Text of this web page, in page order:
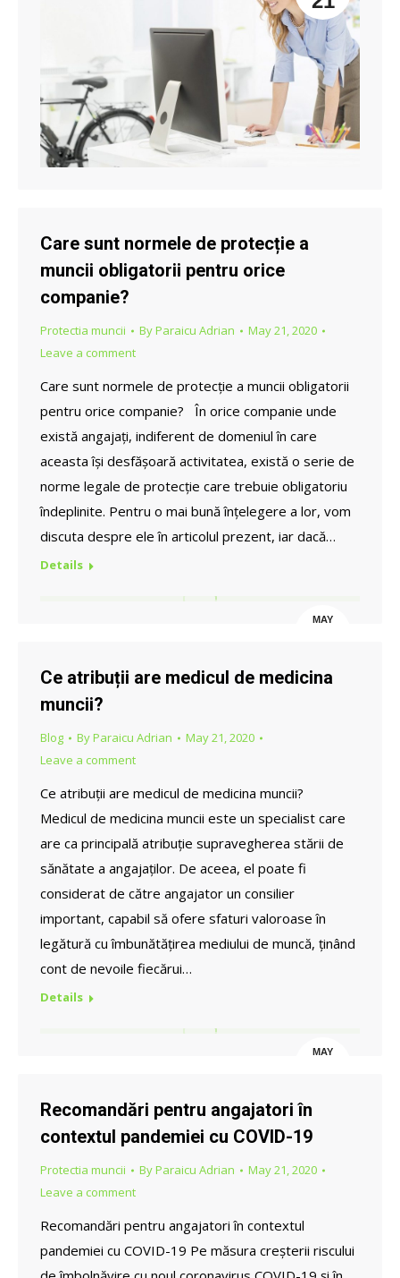
Care sunt normele de protecție a
muncii obligatorii pentru orice
companie?
Protectia muncii ByParaicu Adrian
May 21, 2020
Leave a comment
Care sunt normele de protecție a muncii obligatorii
pentru orice companie? În orice companie unde
există angajați, indiferent de domeniul în care
aceasta își desfășoară activitatea, există o serie de
norme legale de protecție care trebuie obligatoriu
îndeplinite. Pentru o mai bună înțelegere a lor, vom
discuta despre ele în articolul prezent, iar dacă…
Details
MAY
Ce atribuții are medicul de medicina
muncii?
Blog ByParaicu Adrian
May 21, 2020
Leave a comment
Ce atribuții are medicul de medicina muncii?
Medicul de medicina muncii este un specialist care
are ca principală atribuție supravegherea stării de
sănătate a angajaților. De aceea, el poate fi
considerat de către angajator un consilier
important, capabil să ofere sfaturi valoroase în
legătură cu îmbunătățirea mediului de muncă, ținând
cont de nevoile fiecărui…
Details
MAY
Recomandări pentru angajatori în
contextul pandemiei cu COVID-19
Protectia muncii ByParaicu Adrian
May 21, 2020
Leave a comment
Recomandări pentru angajatori în contextul
pandemiei cu COVID-19 Pe măsura creșterii riscului